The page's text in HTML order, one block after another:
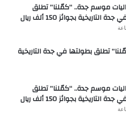
موسم جدة.. “كمّلنا” تطلق
التاريخية بجوائز 150 ألف ريال
تطلق بطولتها في جدة التاريخية
موسم جدة.. “كمّلنا” تطلق
التاريخية بجوائز 150 ألف ريال